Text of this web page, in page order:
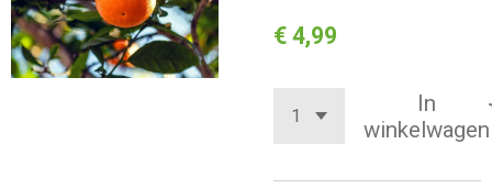
€ 4,99
In
winkelwagen